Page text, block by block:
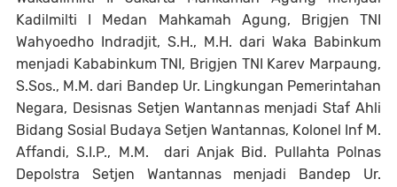
Kadilmilti I Medan Mahkamah Agung, Brigjen TNI
Wahyoedho Indradjit, S.H., M.H. dari Waka Babinkum
menjadi Kababinkum TNI, Brigjen TNI Karev Marpaung,
S.Sos., M.M. dari Bandep Ur. Lingkungan Pemerintahan
Negara, Desisnas Setjen Wantannas menjadi Staf Ahli
Bidang Sosial Budaya Setjen Wantannas, Kolonel Inf M.
Affandi, S.I.P., M.M. dari Anjak Bid. Pullahta Polnas
Depolstra Setjen Wantannas menjadi Bandep Ur.